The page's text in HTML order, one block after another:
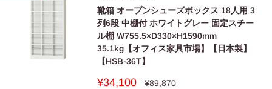
靴箱 オープンシューズボックス 18人用 3
列6段 中棚付 ホワイトグレー 固定スチー
ル棚 W755.5×D330×H1590mm
35.1kg【オフィス家具市場】【日本製】
【HSB-36T】
販
¥34,100
通
¥89,870